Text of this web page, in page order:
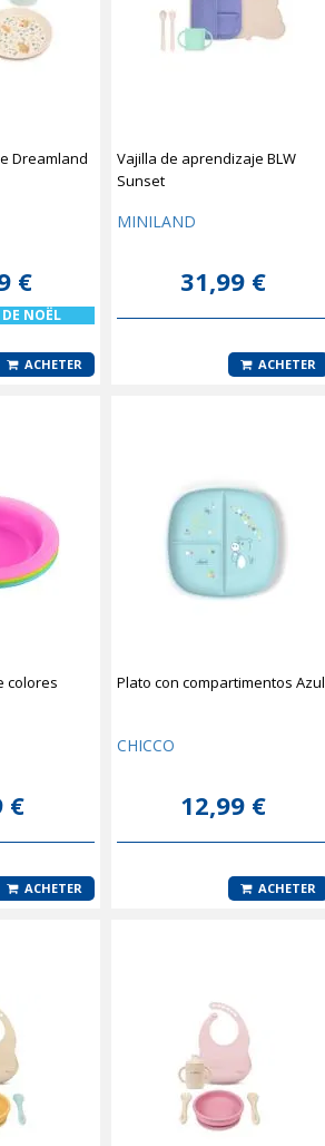
Dreamland
€
NOËL
ACHETER
Vajilla de aprendizaje BLW
Sunset
MINILAND
31,99 €
ACHETER
colores
€
ACHETER
Plato con compartimentos Azul
CHICCO
12,99 €
ACHETER